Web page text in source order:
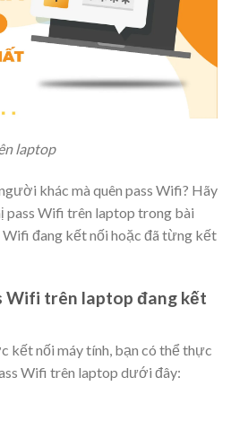
laptop
khác mà quên pass Wifi? Hãy
pass Wifi trên laptop trong bài
đang kết nối hoặc đã từng kết
Wifi trên laptop đang kết
kết nối máy tính, bạn có thể thực
Wifi trên laptop dưới đây: